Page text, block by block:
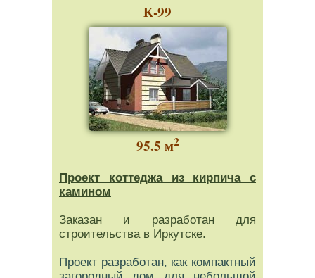
К-99
95.5 м2
Проект коттеджа из кирпича с
камином
Заказан и разработан для
строительства в Иркутске.
Проект разработан, как компактный